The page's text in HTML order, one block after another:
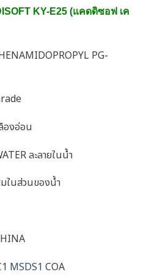
KY-E25 (แคดดิซอฟ เค
PG-
องอ่อน
ละลายในน้ำ
ในส่วนของน้ำ
MSDS1 COA